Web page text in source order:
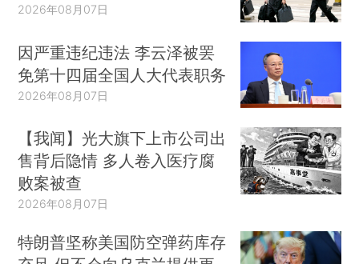
2026年08月07日
因严重违纪违法 李云泽被罢
免第十四届全国人大代表职务
2026年08月07日
【我闻】光大旗下上市公司出
售背后隐情 多人卷入医疗腐
败案被查
2026年08月07日
特朗普坚称美国防空弹药库存